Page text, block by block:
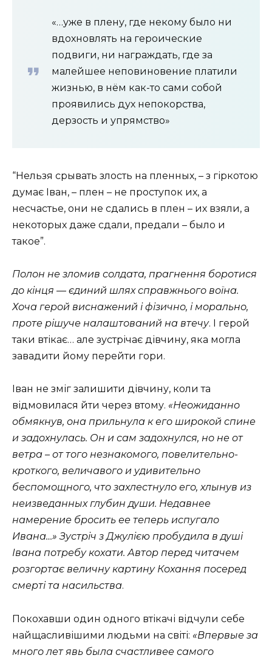
«…уже в плену, где некому было ни
вдохновлять на героические
подвиги, ни награждать, где за
малейшее неповиновение платили
жизнью, в нём как-то сами собой
проявились дух непокорства,
дерзость и упрямство»
“Нельзя срывать злость на пленных, – з гіркотою
думає Іван, – плен – не проступок их, а
несчастье, они не сдались в плен – их взяли, а
некоторых даже сдали, предали – было и
такое”.
Полон не зломив солдата, прагнення боротися
до кінця — єдиний шлях справжнього воїна.
Хоча герой виснажений і фізично, і морально,
проте рішуче налаштований на втечу. І герой
таки втікає… але зустрічає дівчину, яка могла
завадити йому перейти гори.
Іван не зміг залишити дівчину, коли та
відмовилася йти через втому. «Неожиданно
обмякнув, она прильнула к его широкой спине
и задохнулась. Он и сам задохнулся, но не от
ветра – от того незнакомого, повелительно-
кроткого, величавого и удивительно
беспомощного, что захлестнуло его, хлынув из
неизведанных глубин души. Недавнее
намерение бросить ее теперь испугало
Ивана…» Зустріч з Джулією пробудила в душі
Івана потребу кохати. Автор перед читачем
розгортає величну картину Кохання посеред
смерті та насильства.
Покохавши один одного втікачі відчули себе
найщасливішими людьми на світі: «Впервые за
много лет явь была счастливее самого